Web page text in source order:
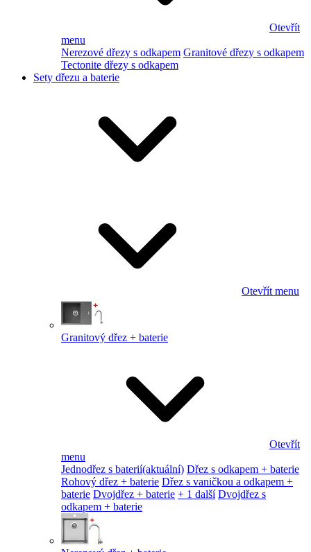
Otevřít
menu
Nerezové dřezy s odkapem Granitové dřezy s odkapem
Tectonite dřezy s odkapem
Sety dřezu a baterie
Otevřít menu
Granitový dřez + baterie
Otevřít
menu
Jednodřez s baterií(aktuální) Dřez s odkapem + baterie
Rohový dřez + baterie Dřez s vaničkou a odkapem +
baterie Dvojdřez + baterie + 1 další Dvojdřez s
odkapem + baterie